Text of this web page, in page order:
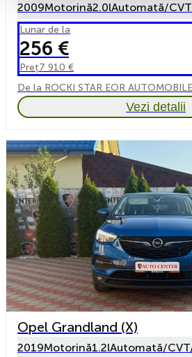
2009Motorină2.0lAutomată/
Lunar de la
256 €
Preț7 910 €
De la ROCKI STAR EOR
Vezi detalii
Opel Grandland (X)
2019Motorină1.2lAutomată/